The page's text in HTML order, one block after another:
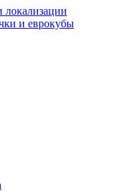
локализации
и еврокубы